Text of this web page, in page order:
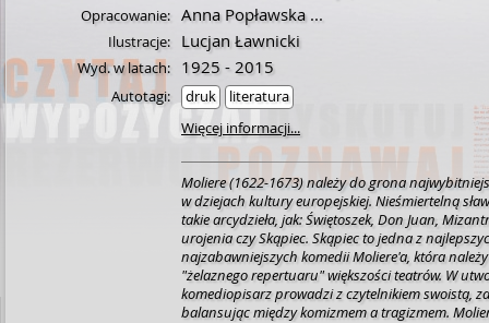
Opracowanie: Anna Popławska...
Ilustracje: Lucjan Ławnicki
Wyd. w latach: 1925 - 2015
Autotagi: druk
literatura
Więcej informacji...
Moliere (1622-1673) należy do grona
w dziejach kultury europejskiej. Nieśmiertelną
takie arcydzieła, jak: Świętoszek, Don Juan,
urojenia czy Skąpiec. Skąpiec to jedna z
najzabawniejszych komedii Moliere'a, która
"żelaznego repertuaru" większości teatrów. W
komediopisarz prowadzi z czytelnikiem swoistą,
balansując między komizmem a tragizmem.